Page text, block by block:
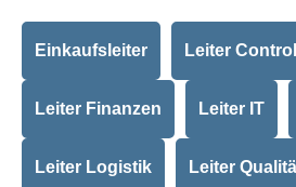
Einkaufsleiter Leiter
Leiter Finanzen Leiter IT
Leiter Logistik Leiter